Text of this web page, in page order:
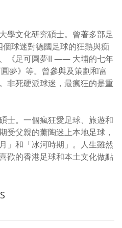
學文化研究碩士。曾著多部足
球迷對德國足球的狂熱與痴
《足可圓夢II —— 大埔的七年
夢》等。曾參與及策劃和富
非死硬派球迷，最瘋狂的是重
士。一個瘋狂愛足球、旅遊和
受父親的薰陶迷上本地足球，
」和「冰河時期」。人生雖然
歡的香港足球和本土文化做點